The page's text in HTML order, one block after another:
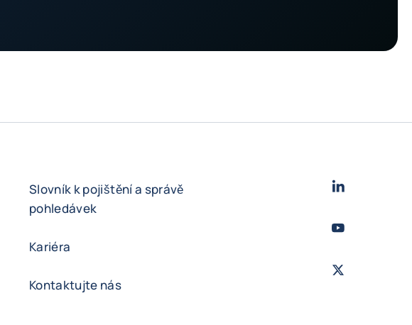
Slovník k pojištění a správě
pohledávek
Kariéra
Kontaktujte nás
LinkedIn
Youtube
Twitter